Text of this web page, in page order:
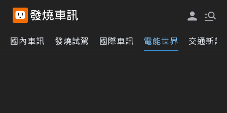
國內車訊 發燒試駕 國際車訊 電能世界 交通新訊